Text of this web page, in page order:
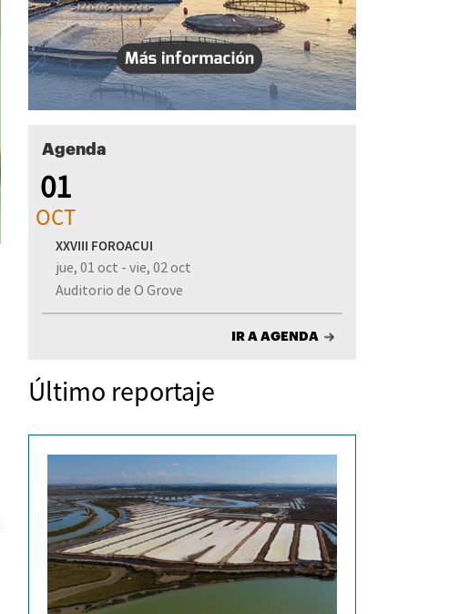
Agenda
01
OCT
XXVIII FOROACUI
jue, 01 oct - vie, 02 oct
Auditorio de O Grove
IR A AGENDA
Último reportaje